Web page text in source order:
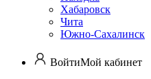
Хабаровск
Чита
Южно-Сахалинск
ВойтиМой кабинет